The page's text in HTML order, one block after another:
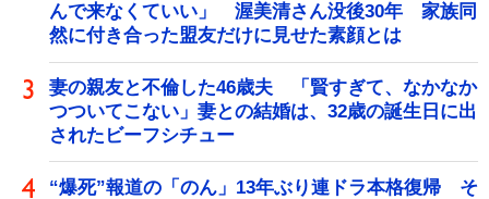
んで来なくていい」 渥美清さん没後30年 家族同
然に付き合った盟友だけに見せた素顔とは
妻の親友と不倫した46歳夫 「賢すぎて、なかなか
つついてこない」妻との結婚は、32歳の誕生日に出
されたビーフシチュー
“爆死”報道の「のん」13年ぶり連ドラ本格復帰 そ